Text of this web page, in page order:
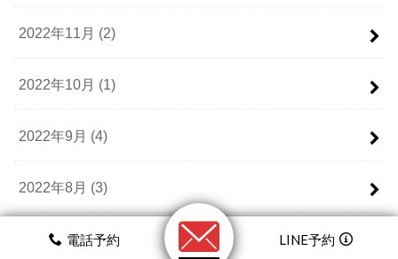
電話予約 LINE予約
2022年11月 (2)
2022年10月 (1)
2022年9月 (4)
2022年8月 (3)
2022年7月 (4)